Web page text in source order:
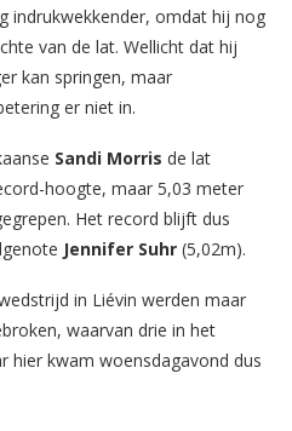
indrukwekkender, omdat hij nog
van de lat. Wellicht dat hij
kan springen, maar
er niet in.
Sandi Morris de lat
hoogte, maar 5,03 meter
Het record blijft dus
Jennifer Suhr (5,02m).
in Liévin werden maar
waarvan drie in het
hier kwam woensdagavond dus